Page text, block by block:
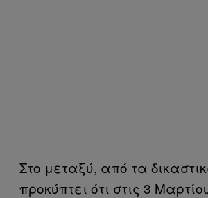
Στο μεταξύ, από τα
προκύπτει ότι στις 3